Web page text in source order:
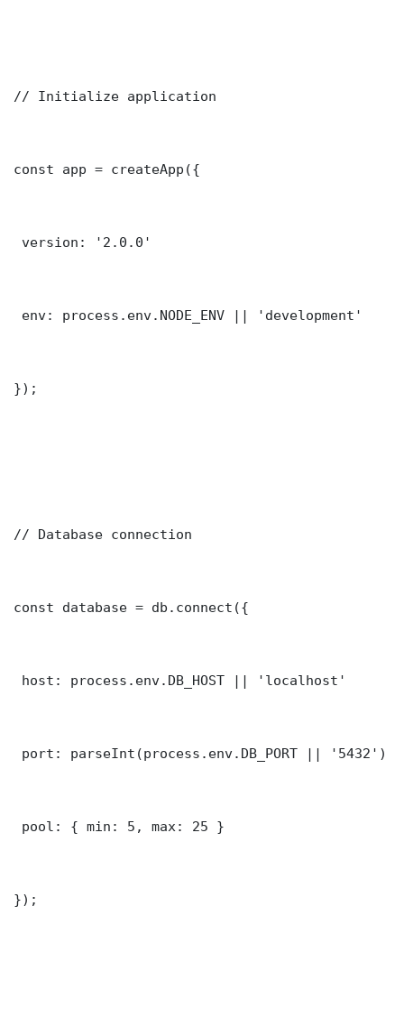
// Initialize application
const app = createApp({
version: '2.0.0'
env: process.env.NODE_ENV || 'development'
});
// Database connection
const database = db.connect({
host: process.env.DB_HOST || 'localhost'
port: parseInt(process.env.DB_PORT || '5432')
pool: { min: 5, max: 25 }
});